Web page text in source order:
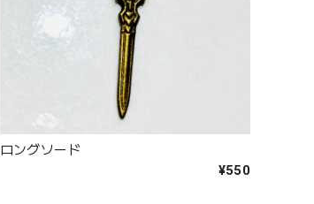
ロングソード
¥550